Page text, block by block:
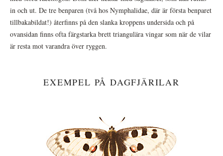
in och ut. De tre benparen (två hos Nymphalidae, där är första benparet
tillbakabildat!) återfinns på den slanka kroppens undersida och på
ovansidan finns ofta färgstarka brett triangulära vingar som när de vilar
är resta mot varandra över ryggen.
EXEMPEL PÅ DAGFJÄRILAR